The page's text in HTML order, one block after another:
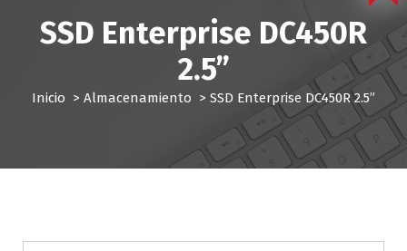
SSD Enterprise DC450R
2.5”
Inicio > Almacenamiento > SSD Enterprise DC450R 2.5”